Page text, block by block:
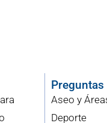
Preguntas
Aseo y
Deporte